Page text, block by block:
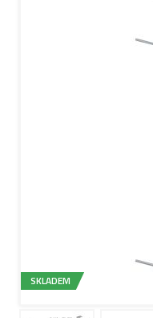
SKLADEM